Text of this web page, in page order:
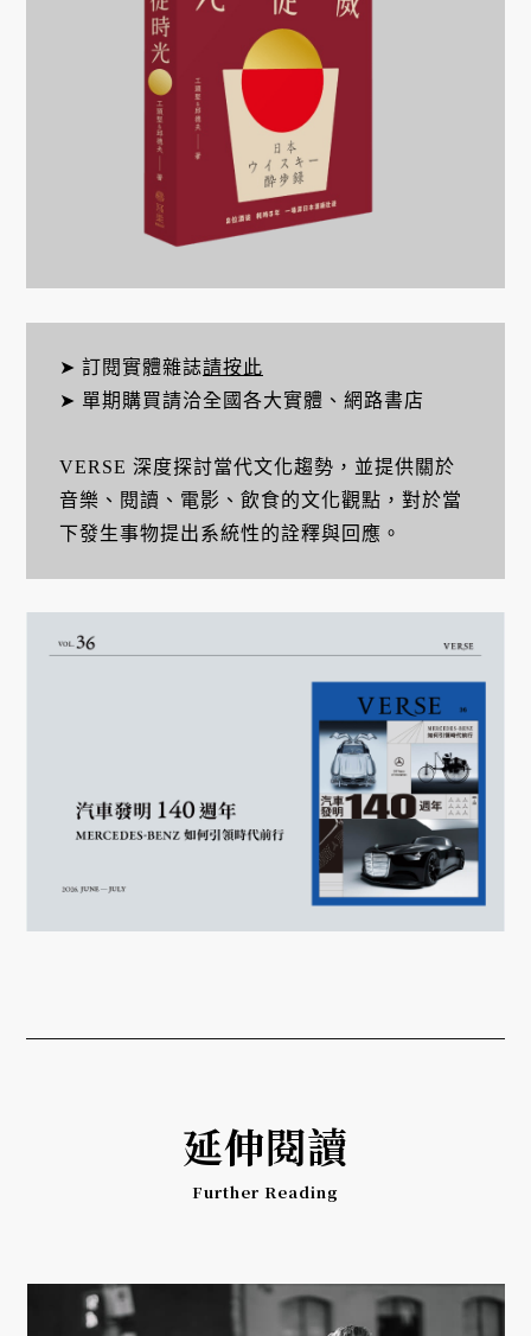
➤ 訂閱實體雜誌請按此
➤ 單期購買請洽全國各大實體、網路書店
VERSE 深度探討當代文化趨勢，並提供關於
音樂、閱讀、電影、飲食的文化觀點，對於當
下發生事物提出系統性的詮釋與回應。
延伸閱讀
Further Reading